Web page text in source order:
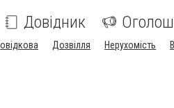
Довідник
Дозвілля Нерухомість